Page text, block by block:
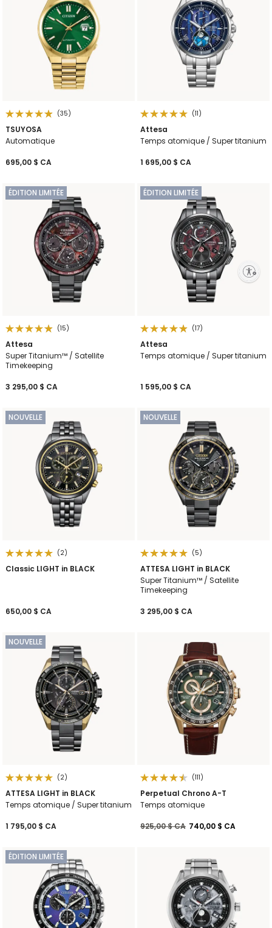
Enable accessibility
(35)
TSUYOSA
Automatique
695,00 $ CA
(11)
Attesa
Temps atomique / Super titanium
1 695,00 $ CA
ÉDITION LIMITÉE
(15)
Attesa
Super Titanium™ / Satellite
Timekeeping
3 295,00 $ CA
ÉDITION LIMITÉE
(17)
Attesa
Temps atomique / Super titanium
1 595,00 $ CA
NOUVELLE
(2)
Classic LIGHT in BLACK
650,00 $ CA
NOUVELLE
(5)
ATTESA LIGHT in BLACK
Super Titanium™ / Satellite
Timekeeping
3 295,00 $ CA
NOUVELLE
(2)
ATTESA LIGHT in BLACK
Temps atomique / Super titanium
1 795,00 $ CA
(111)
Perpetual Chrono A-T
Temps atomique
Prix réduit de
925,00 $ CAà740,00 $ CA
ÉDITION LIMITÉE